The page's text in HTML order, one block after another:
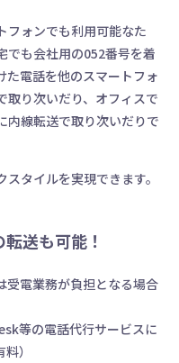
フォンでも利用可能なた
でも会社用の052番号を着
た電話を他のスマートフォ
取り次いだり、オフィスで
内線転送で取り次いだりで
タイルを実現できます。
送も可能！
受電業務が負担となる場合
等の電話代行サービスに
）
問い合わせ、
アル
合わせ